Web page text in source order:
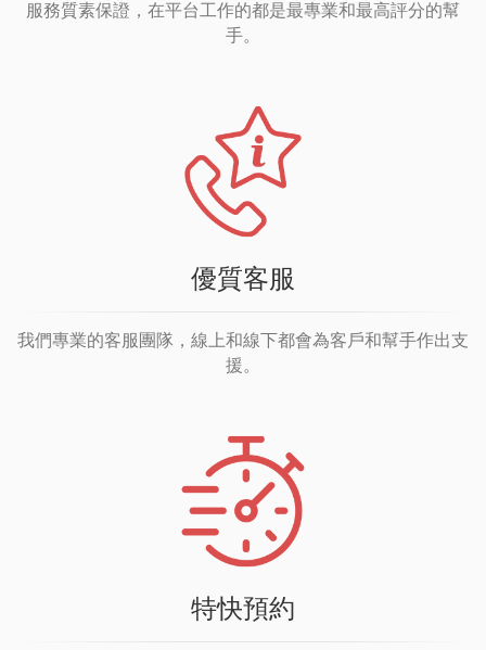
服務質素保證，在平台工作的都是最專業和最高評分的幫
手。
優質客服
我們專業的客服團隊，線上和線下都會為客戶和幫手作出支
援。
特快預約